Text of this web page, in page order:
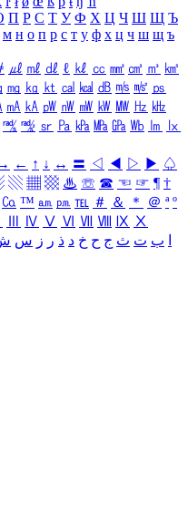
П Р С Т У Ф Х Ц Ч Ш Щ Ъ
м н о п р с т у ф х ц ч ш щ ъ
㎕ ㎖ ㎗ ℓ ㎘ ㏄ ㎣ ㎤ ㎥ ㎦
㎎ ㎏ ㏏ ㎈ ㎉ ㏈ ㎧ ㎨ ㎰
㎃ ㎄ ㎺ ㎻ ㎽ ㎾ ㎿ ㎐ ㎑
㎮ ㎯ ㏛ ㎩ ㎪ ㎫ ㎬ ㏝ ㏐
㏓
← ↑ ↓ ↔ 〓 ◁ ◀ ▷ ▶ ♤
▧ ▦ ▩ ♨ ☏ ☎ ☜ ☞ ¶ †
㏇ ™ ㏂ ㏘ ℡ ＃ ＆ ＊ ＠ ª º
Ⅳ Ⅴ Ⅵ Ⅶ Ⅷ Ⅸ Ⅹ
ب ت ث ج ح خ د ذ ر ز س